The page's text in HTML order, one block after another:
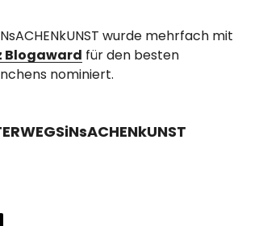
wurde mehrfach mit
Blogaward für den besten
nominiert.